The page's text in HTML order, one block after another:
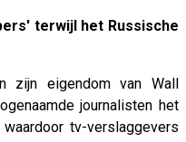
terwijl het Russische
zijn eigendom van Wall
journalisten het
tv-verslaggevers